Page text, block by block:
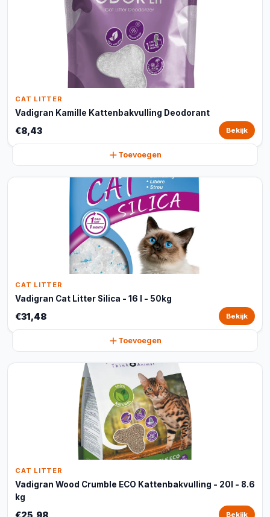
CAT LITTER
Vadigran Kamille Kattenbakvulling Deodorant
€8,43 Bekijk
Toevoegen
CAT LITTER
Vadigran Cat Litter Silica - 16 l - 50kg
€31,48 Bekijk
Toevoegen
CAT LITTER
Vadigran Wood Crumble ECO Kattenbakvulling - 20l - 8.6
kg
€25,98 Bekijk